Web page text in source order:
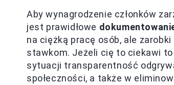
Aby wynagrodzenie członków
jest prawidłowe
na ciężką pracę osób, ale
stawkom. Jeżeli cię to ciekawi to
sytuacji transparentność
społeczności, a także w